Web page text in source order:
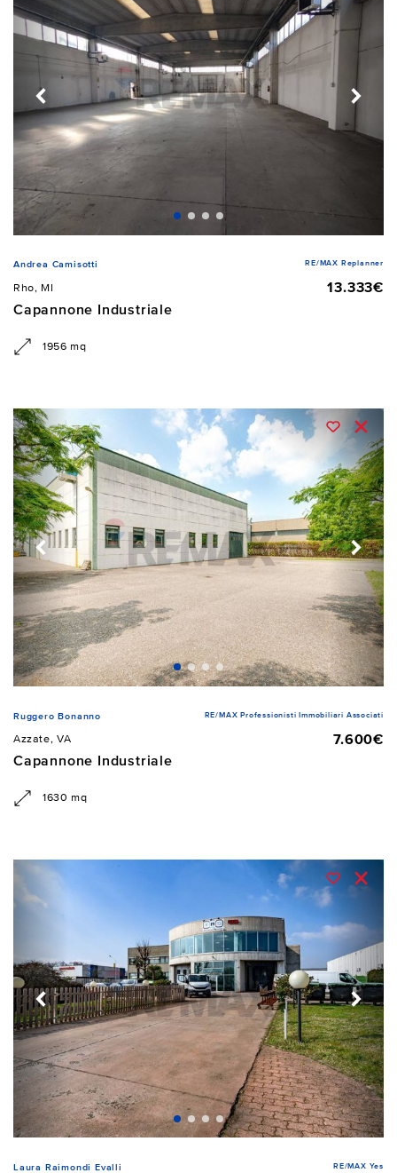
Andrea Camisotti RE/MAX Replanner
Rho, MI
13.333€
Capannone Industriale
1956 mq
Ruggero Bonanno RE/MAX Professionisti Immobiliari Associati
Azzate, VA
7.600€
Capannone Industriale
1630 mq
Laura Raimondi Evalli RE/MAX Yes